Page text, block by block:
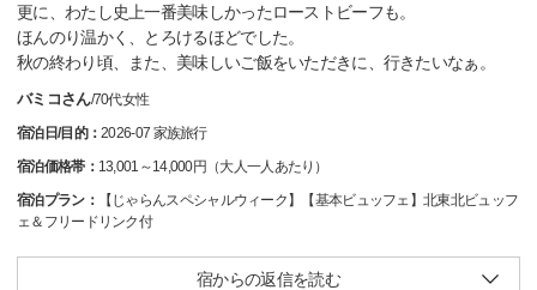
更に、わたし史上一番美味しかったローストビーフも。
ほんのり温かく、とろけるほどでした。
秋の終わり頃、また、美味しいご飯をいただきに、行きたいなぁ。
バミコさん/70代女性
宿泊日/目的：2026-07 家族旅行
宿泊価格帯： 13,001～14,000円（大人一人あたり）
宿泊プラン：
【じゃらんスペシャルウィーク】【基本ビュッフェ】北東北ビュッフ
ェ＆フリードリンク付
宿からの返信を読む